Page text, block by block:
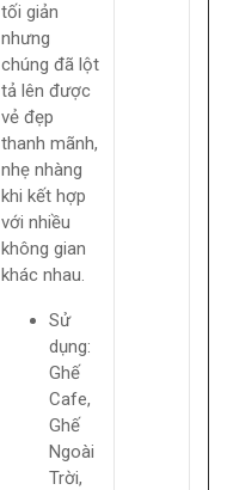
tối giản
nhưng
chúng đã lột
tả lên được
vẻ đẹp
thanh mãnh,
nhẹ nhàng
khi kết hợp
với nhiều
không gian
khác nhau.
Sử
dụng:
Ghế
Cafe,
Ghế
Ngoài
Trời,